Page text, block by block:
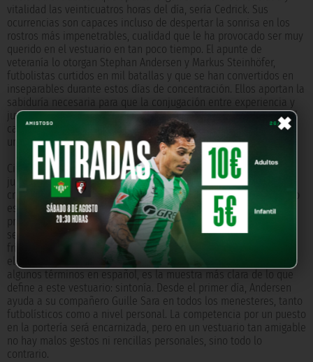
×
vitalidad las veinticuatros horas del día, sería Cedrick. Sus
ocurrencias son capaces incluso de despertar la sonrisa en los
rostros más impenetrables, cualidad que le ha provocado ser muy
querido en el vestuario en tan poco tiempo. El apunte de
veteranía lo otorgan Stephan Andersen y Markus Steinhöfer,
futbolistas curtidos en mil batallas y que se han convertidos en
inseparables durante estos días de concentración. Ellos aportan la
sabiduría necesaria para que la conjugación entre experiencia y
juventud llegue a buen puerto, además de la diversión, ya que el
carácter extrovertido de Steinhöfer hacen que las bromas sean
una constante en el lateral alemán.
Cierto es que el abanico de caracteres es amplio, que cada
jugador, en su forma de ser, manifiesta la cultura en la que se ha
criado. Sin embargo, si algo positivo desprende de este vestuario
es la alegría que contagia. Por poner un ejemplo, durante los
primeros días de concentración, era frecuente ver a un Andersen
serio, recto en todas sus declaraciones, haciendo adalid de esa
frialdad que caracteriza a los ciudadanos nórdicos. Sin embargo,
el guardameta danés, que ya se desenvuelve a la perfección con
algunos términos en español, es la muestra más clara de lo que
define a este vestuario: sintonía. Desde el primer día, Andersen
ayuda a su compañero Guille Sara en todos los menesteres, tanto
futbolísticos como a nivel personal. La competencia por un puesto
en la portería será encarnizada, pero en un vestuario tan amigable
no hay malos gestos ni rencillas personales, sino todo lo
contrario.